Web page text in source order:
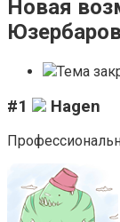
Новая
Тема
#1 Hagen